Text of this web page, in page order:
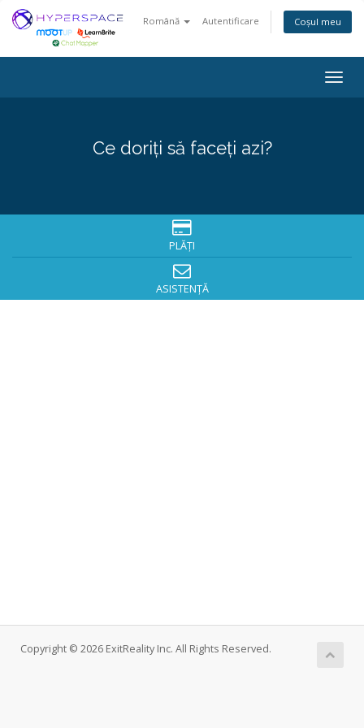
Română Autentificare Coșul meu
Ce doriți să faceți azi?
PLĂȚI
ASISTENȚĂ
Copyright © 2026 ExitReality Inc. All Rights Reserved.